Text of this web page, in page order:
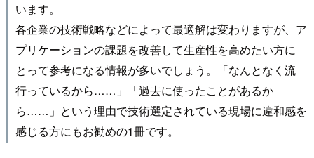
います。
各企業の技術戦略などによって最適解は変わりますが、ア
プリケーションの課題を改善して生産性を高めたい方に
とって参考になる情報が多いでしょう。「なんとなく流
行っているから……」「過去に使ったことがあるか
ら……」という理由で技術選定されている現場に違和感を
感じる方にもお勧めの1冊です。